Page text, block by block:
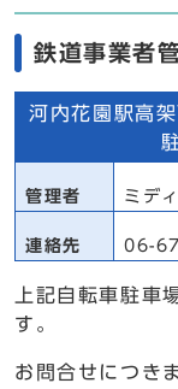
鉄道事業者
河内花園駅高
管理者 ミデ
連絡先 06-
上記自転車駐車
す。
お問合せにつき